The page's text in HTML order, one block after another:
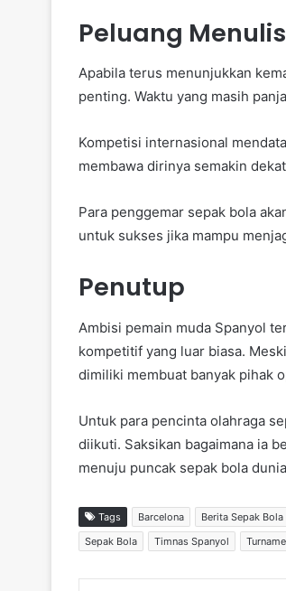
Peluang
Apabila terus menunjukkan
penting. Waktu yang masih
Kompetisi internasional
membawa dirinya semakin
Para penggemar sepak bola
untuk sukses jika mampu
Penutup
Ambisi pemain muda Spanyol
kompetitif yang luar biasa.
dimiliki membuat banyak pihak
Untuk para pencinta olahraga
diikuti. Saksikan bagaimana ia
menuju puncak sepak bola
Tags Barcelona Berita Sepak Bola
Sepak Bola
Timnas Spanyol